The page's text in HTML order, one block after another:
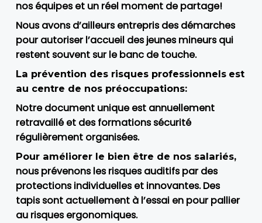
nos équipes et un réel moment de partage!
Nous avons d’ailleurs entrepris des démarches
pour autoriser l’accueil des jeunes mineurs qui
restent souvent sur le banc de touche.
La prévention des risques professionnels est
au centre de nos préoccupations:
Notre document unique est annuellement
retravaillé et des formations sécurité
régulièrement organisées.
Pour améliorer le bien être de nos salariés,
nous prévenons les risques auditifs par des
protections individuelles et innovantes. Des
tapis sont actuellement à l’essai en pour pallier
au risques ergonomiques.